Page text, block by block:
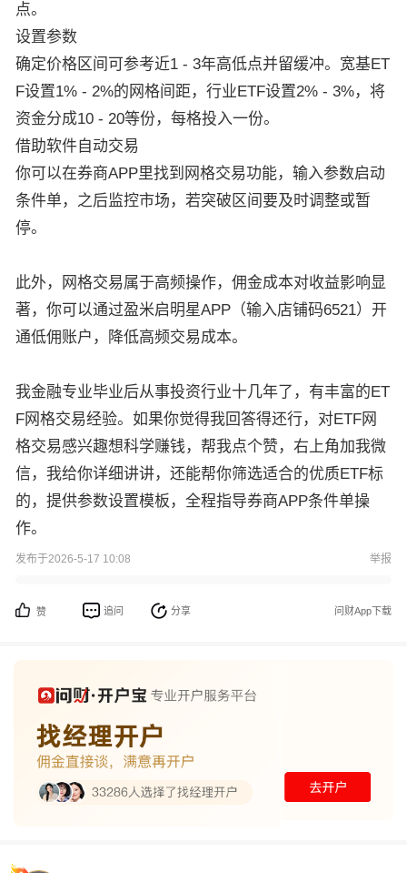
点。
设置参数
确定价格区间可参考近1 - 3年高低点并留缓冲。宽基ET
F设置1% - 2%的网格间距，行业ETF设置2% - 3%，将
资金分成10 - 20等份，每格投入一份。
借助软件自动交易
你可以在券商APP里找到网格交易功能，输入参数启动
条件单，之后监控市场，若突破区间要及时调整或暂
停。
此外，网格交易属于高频操作，佣金成本对收益影响显
著，你可以通过盈米启明星APP（输入店铺码6521）开
通低佣账户，降低高频交易成本。
我金融专业毕业后从事投资行业十几年了，有丰富的ET
F网格交易经验。如果你觉得我回答得还行，对ETF网
格交易感兴趣想科学赚钱，帮我点个赞，右上角加我微
信，我给你详细讲讲，还能帮你筛选适合的优质ETF标
的，提供参数设置模板，全程指导券商APP条件单操
作。
发布于2026-5-17 10:08 举报
赞 追问 分享 问财App下载